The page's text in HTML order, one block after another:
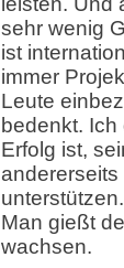
sehr wenig
ist
immer
Leute
bedenkt.
Erfolg ist,
Man gießt
wachsen.